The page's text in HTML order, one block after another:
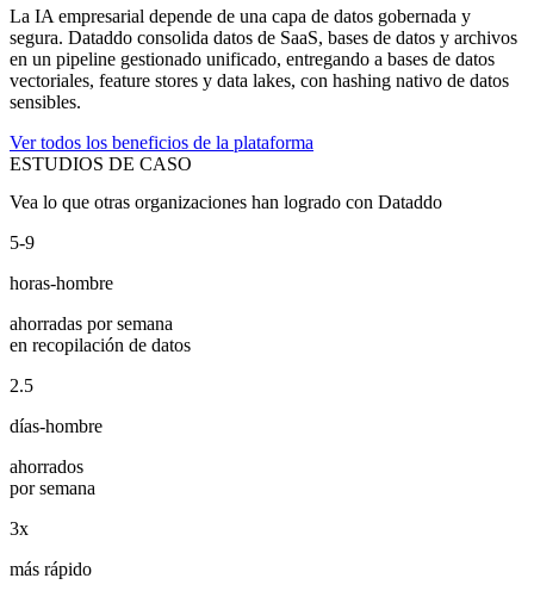
La IA empresarial depende de una capa de datos gobernada y
segura. Dataddo consolida datos de SaaS, bases de datos y archivos
en un pipeline gestionado unificado, entregando a bases de datos
vectoriales, feature stores y data lakes, con hashing nativo de datos
sensibles.
Ver todos los beneficios de la plataforma
ESTUDIOS DE CASO
Vea lo que otras organizaciones han logrado con Dataddo
5-9
horas-hombre
ahorradas por semana
en recopilación de datos
2.5
días-hombre
ahorrados
por semana
3x
más rápido